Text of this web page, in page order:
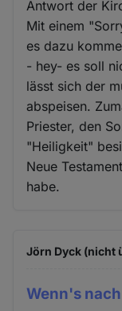
Antwort der
Mit einem
es dazu
- hey- es soll
lässt sich der
abspeisen.
Priester, den
"Heiligkeit"
Neue
habe.
Jörn Dyck (nicht
Wenn's